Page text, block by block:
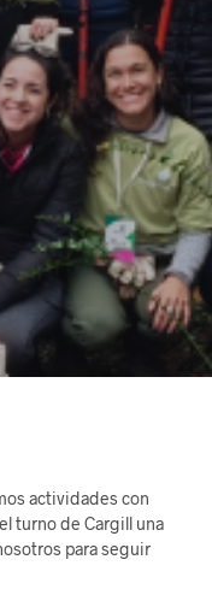
actividades con
turno de Cargill una
para seguir